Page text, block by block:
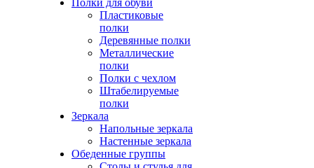
Полки для обуви
Пластиковые
полки
Деревянные полки
Металлические
полки
Полки с чехлом
Штабелируемые
полки
Зеркала
Напольные зеркала
Настенные зеркала
Обеденные группы